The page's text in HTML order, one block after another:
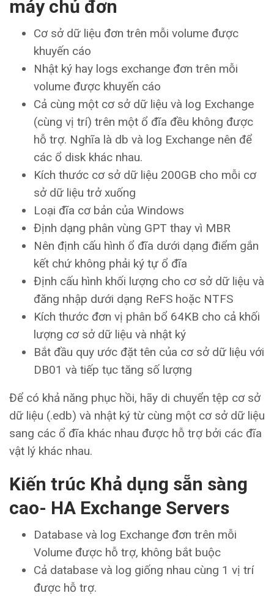
máy chủ đơn
Cơ sở dữ liệu đơn trên mỗi volume được
khuyến cáo
Nhật ký hay logs exchange đơn trên mỗi
volume được khuyến cáo
Cả cùng một cơ sở dữ liệu và log Exchange
(cùng vị trí) trên một ổ đĩa đều không được
hỗ trợ. Nghĩa là db và log Exchange nên để
các ổ disk khác nhau.
Kích thước cơ sở dữ liệu 200GB cho mỗi cơ
sở dữ liệu trở xuống
Loại đĩa cơ bản của Windows
Định dạng phân vùng GPT thay vì MBR
Nên định cấu hình ổ đĩa dưới dạng điểm gắn
kết chứ không phải ký tự ổ đĩa
Định cấu hình khối lượng cho cơ sở dữ liệu và
đăng nhập dưới dạng ReFS hoặc NTFS
Kích thước đơn vị phân bổ 64KB cho cả khối
lượng cơ sở dữ liệu và nhật ký
Bắt đầu quy ước đặt tên của cơ sở dữ liệu với
DB01 và tiếp tục tăng số lượng
Để có khả năng phục hồi, hãy di chuyển tệp cơ sở
dữ liệu (.edb) và nhật ký từ cùng một cơ sở dữ liệu
sang các ổ đĩa khác nhau được hỗ trợ bởi các đĩa
vật lý khác nhau.
Kiến trúc Khả dụng sẵn sàng
cao- HA Exchange Servers
Database và log Exchange đơn trên mỗi
Volume được hỗ trợ, không bắt buộc
Cả database và log giống nhau cùng 1 vị trí
được hỗ trợ.